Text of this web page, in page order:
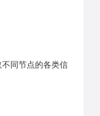
同节点的各类信